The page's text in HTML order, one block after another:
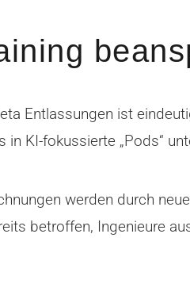
Entlassungen ist
in KI-fokussierte „Pods“
werden durch
betroffen, Ingenieure